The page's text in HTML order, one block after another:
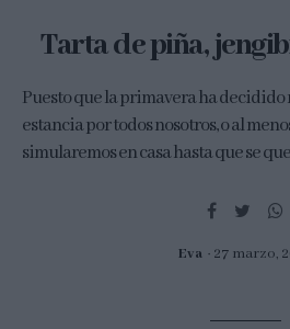
Tarta de piña,
Puesto que la primavera ha
estancia por todos nosotros, o al
simularemos en casa hasta que se
Eva 27 marzo,